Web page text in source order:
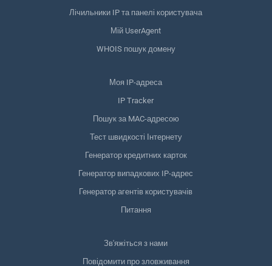
Лічильники IP та панелі користувача
Мій UserAgent
WHOIS пошук домену
Моя IP-адреса
IP Tracker
Пошук за MAC-адресою
Тест швидкості Інтернету
Генератор кредитних карток
Генератор випадкових IP-адрес
Генератор агентів користувачів
Питання
Зв'яжіться з нами
Повідомити про зловживання